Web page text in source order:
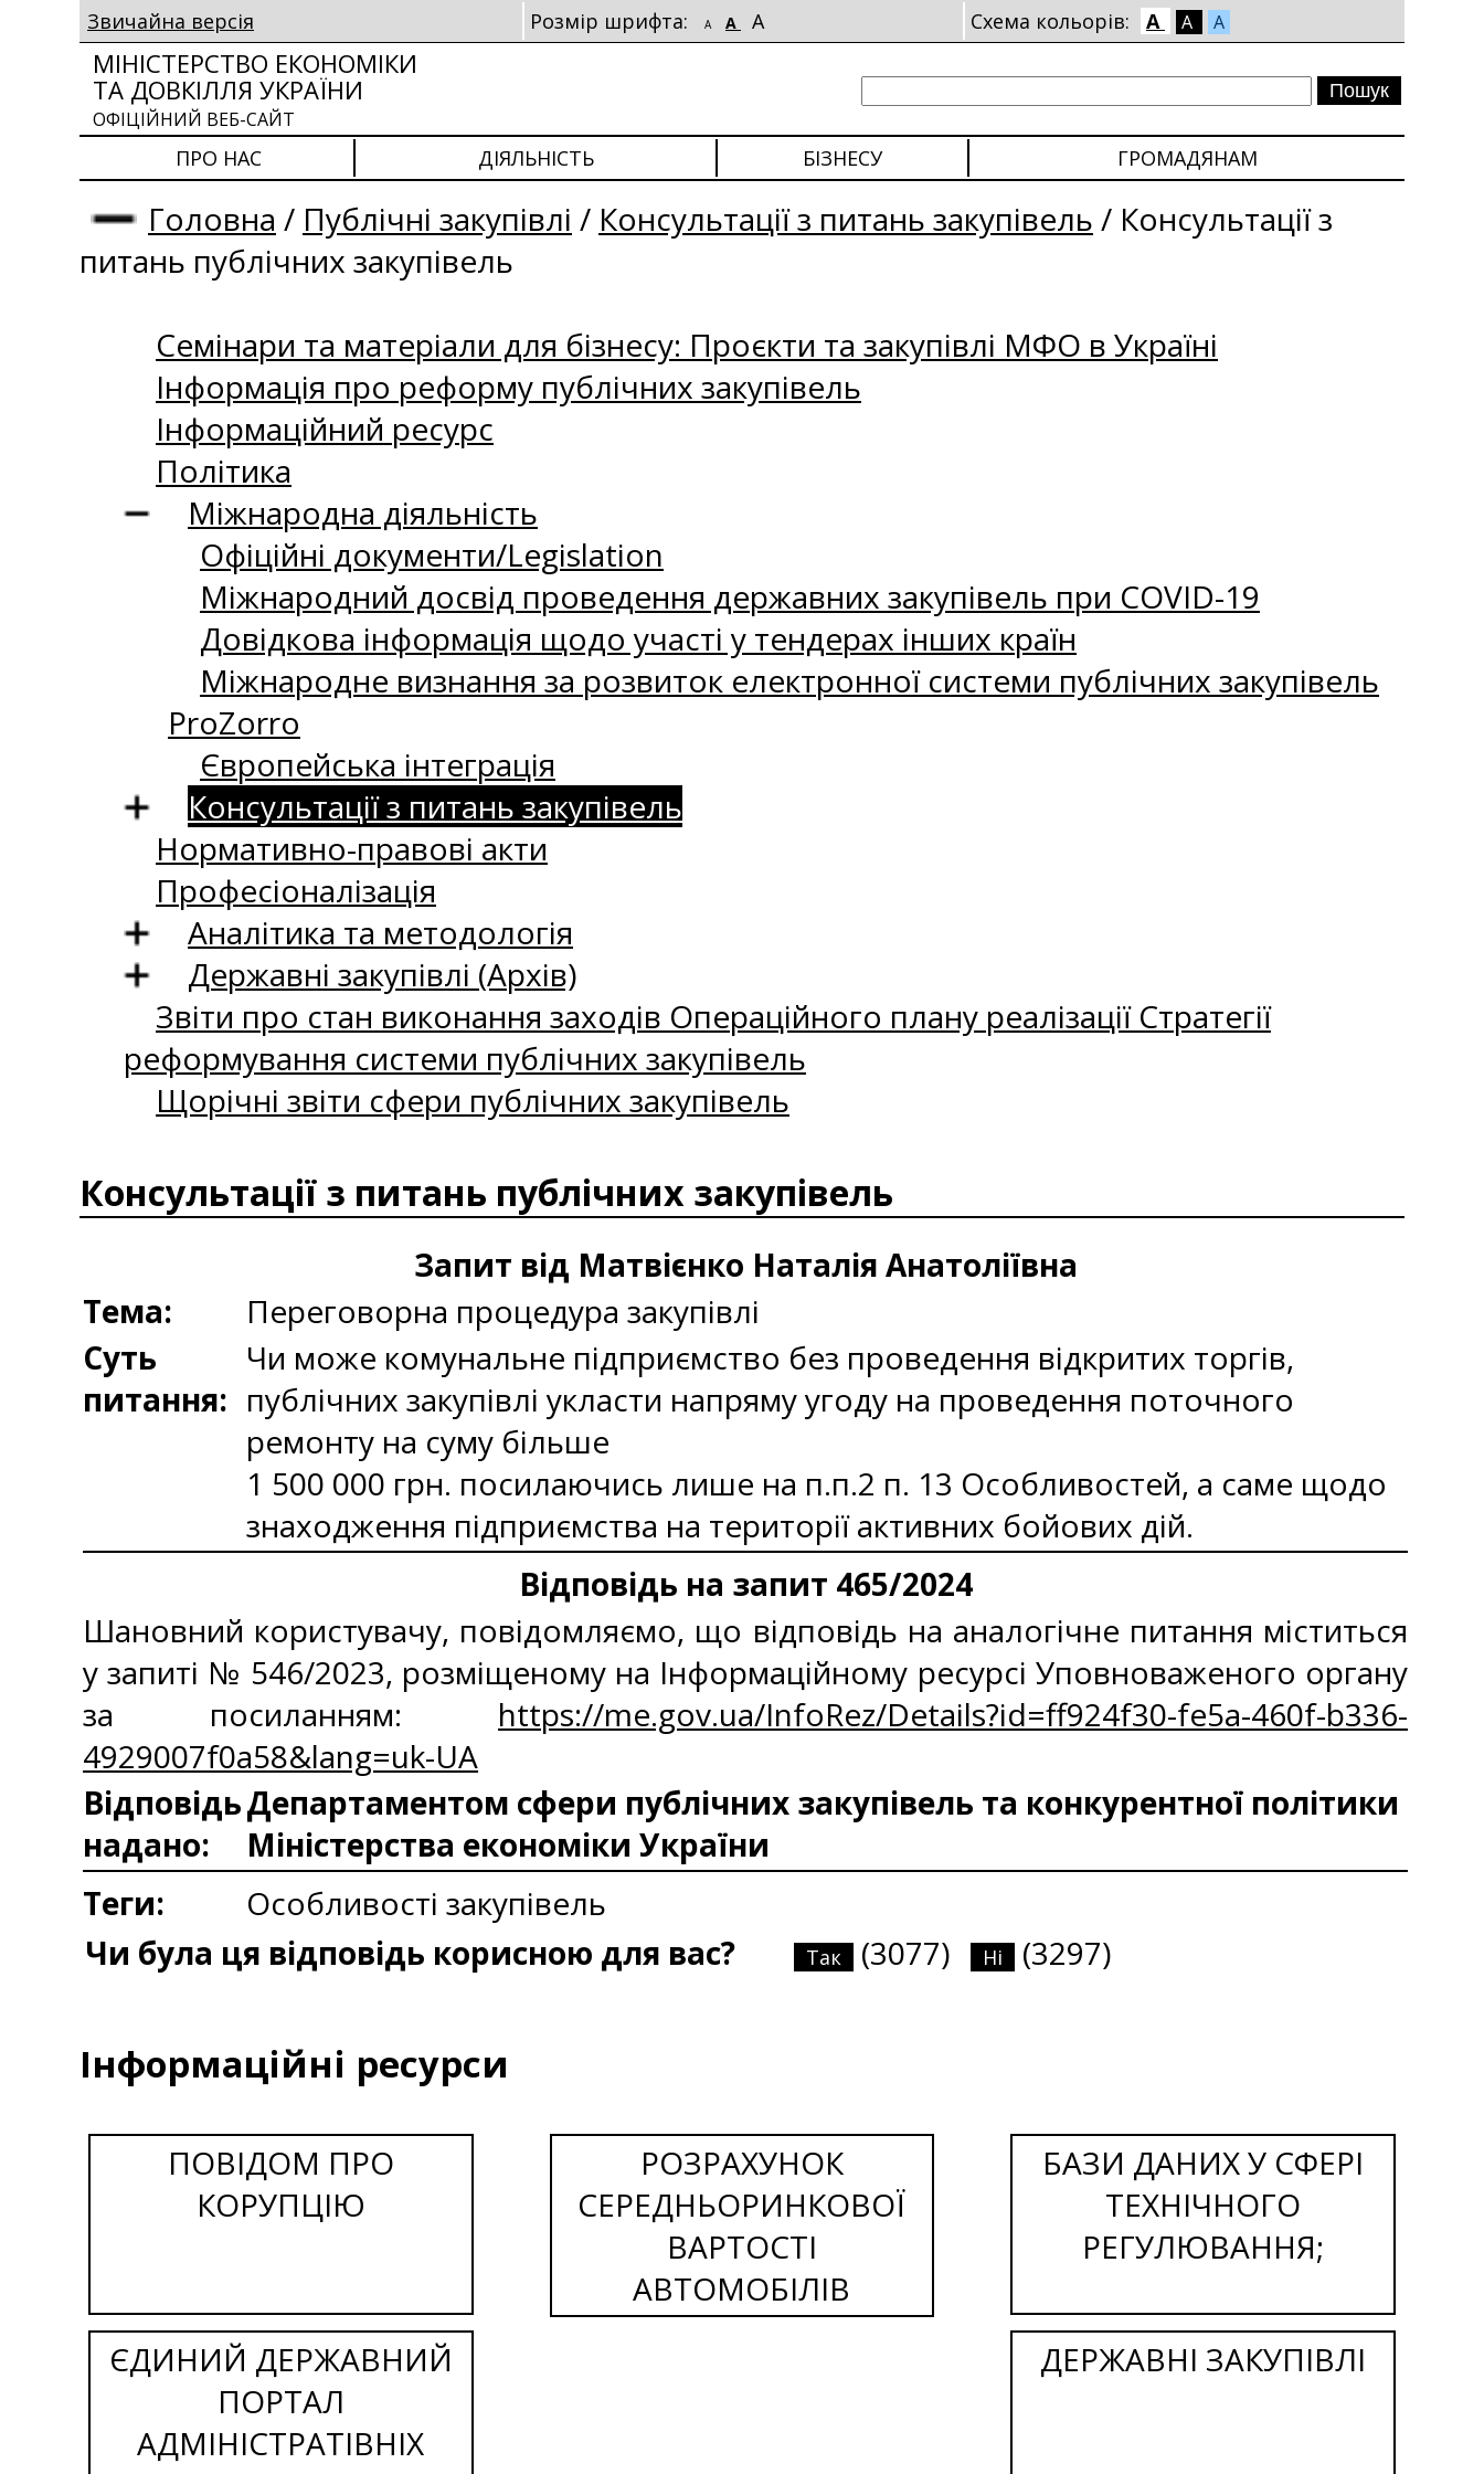
Звичайна версія Розмір шрифта: A A A Схема кольорів: A A A
МІНІСТЕРСТВО ЕКОНОМІКИ
ТА ДОВКІЛЛЯ УКРАЇНИ
ОФІЦІЙНИЙ ВЕБ-САЙТ
ПРО НАС ДІЯЛЬНІСТЬ БІЗНЕСУ ГРОМАДЯНАМ
Головна / Публічні закупівлі / Консультації з питань закупівель / Консультації з
питань публічних закупівель
Семінари та матеріали для бізнесу: Проєкти та закупівлі МФО в Україні
Інформація про реформу публічних закупівель
Інформаційний ресурс
Політика
Міжнародна діяльність
Офіційні документи/Legislation
Міжнародний досвід проведення державних закупівель при COVID-19
Довідкова інформація щодо участі у тендерах інших країн
Міжнародне визнання за розвиток електронної системи публічних закупівель
ProZorro
Європейська інтеграція
Консультації з питань закупівель
Нормативно-правові акти
Професіоналізація
Аналітика та методологія
Державні закупівлі (Архів)
Звіти про стан виконання заходів Операційного плану реалізації Стратегії
реформування системи публічних закупівель
Щорічні звіти сфери публічних закупівель
Консультації з питань публічних закупівель
Запит від Матвієнко Наталія Анатоліївна
Тема:
Переговорна процедура закупівлі
Суть
питання:
Чи може комунальне підприємство без проведення відкритих торгів,
публічних закупівлі укласти напряму угоду на проведення поточного
ремонту на суму більше
1 500 000 грн. посилаючись лише на п.п.2 п. 13 Особливостей, а саме щодо
знаходження підприємства на території активних бойових дій.
Відповідь на запит 465/2024
Шановний користувачу, повідомляємо, що відповідь на аналогічне питання міститься
у запиті № 546/2023, розміщеному на Інформаційному ресурсі Уповноваженого органу
за посиланням: https://me.gov.ua/InfoRez/Details?id=ff924f30-fe5a-460f-b336-
4929007f0a58&lang=uk-UA
Відповідь
надано:
Департаментом сфери публічних закупівель та конкурентної політики
Міністерства економіки України
Теги:
Особливості закупівель
Чи була ця відповідь корисною для вас?
Так (3077) Ні (3297)
Інформаційні ресурси
ПОВІДОМ ПРО
КОРУПЦІЮ
РОЗРАХУНОК
СЕРЕДНЬОРИНКОВОЇ
ВАРТОСТІ
АВТОМОБІЛІВ
БАЗИ ДАНИХ У СФЕРІ
ТЕХНІЧНОГО
РЕГУЛЮВАННЯ;
ЄДИНИЙ ДЕРЖАВНИЙ
ПОРТАЛ
АДМІНІСТРАТІВНІХ
ДЕРЖАВНІ ЗАКУПІВЛІ